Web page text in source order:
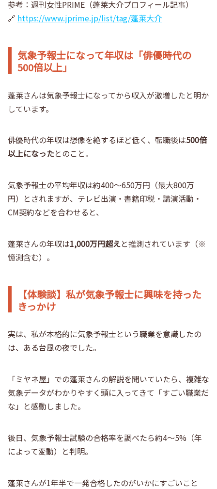
参考：週刊女性PRIME（蓬莱大介プロフィール記事）
🔗 https://www.jprime.jp/list/tag/蓬莱大介
気象予報士になって年収は「俳優時代の
500倍以上」
蓬莱さんは気象予報士になってから収入が激増したと明か
しています。
俳優時代の年収は想像を絶するほど低く、転職後は500倍
以上になったとのこと。
気象予報士の平均年収は約400〜650万円（最大800万
円）とされますが、テレビ出演・書籍印税・講演活動・
CM契約などを合わせると、
蓬莱さんの年収は1,000万円超えと推測されています（※
憶測含む）。
【体験談】私が気象予報士に興味を持った
きっかけ
実は、私が本格的に気象予報士という職業を意識したの
は、ある台風の夜でした。
「ミヤネ屋」での蓬莱さんの解説を聞いていたら、複雑な
気象データがわかりやすく頭に入ってきて「すごい職業だ
な」と感動しました。
後日、気象予報士試験の合格率を調べたら約4〜5%（年
によって変動）と判明。
蓬莱さんが1年半で一発合格したのがいかにすごいこと